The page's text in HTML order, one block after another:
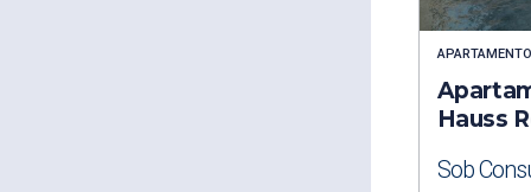
APARTAMENTO
Hauss
Sob